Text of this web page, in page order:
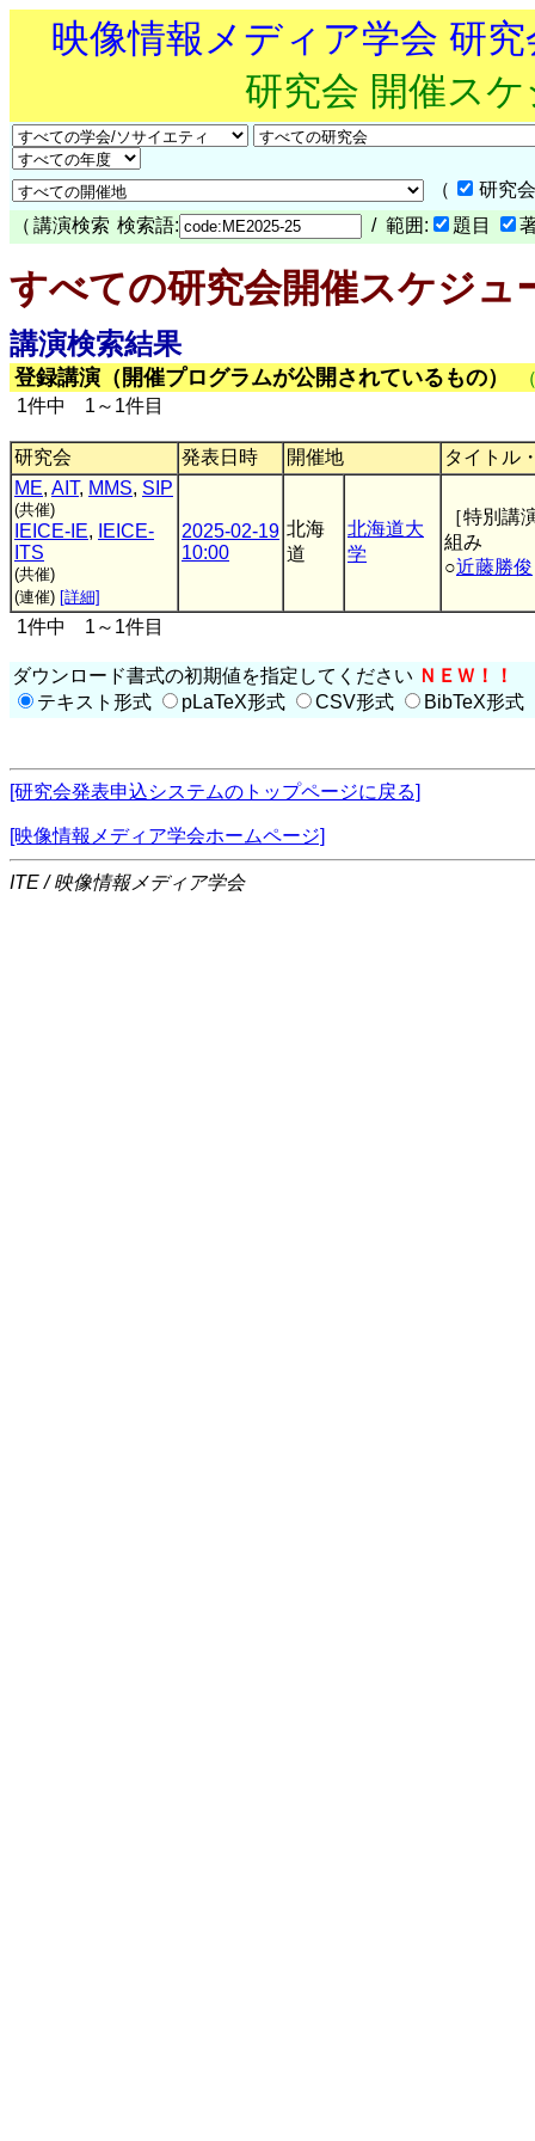
映像情報メディア学会 研
研究会 開催ス
（
研究
（ 講演検索 検索語: / 範囲: 題目
すべての研究会開催スケジュ
講演検索結果
登録講演（開催プログラムが公開されているもの）
1件中 1～1件目
研究会 発表日時 開催地
タイトル
ME, AIT, MMS, SIP
(共催)
IEICE-IE,
IEICE-
ITS
(共催)
(連催) [詳細]
2025-02-19
10:00
北海
道
北海道大
学
［特別講
組み
○近藤勝俊
1件中 1～1件目
ダウンロード書式の初期値を指定してください ＮＥＷ！！
テキスト形式
pLaTeX形式 CSV形式 BibTeX形式
[研究会発表申込システムのトップページに戻る]
[映像情報メディア学会ホームページ]
ITE / 映像情報メディア学会